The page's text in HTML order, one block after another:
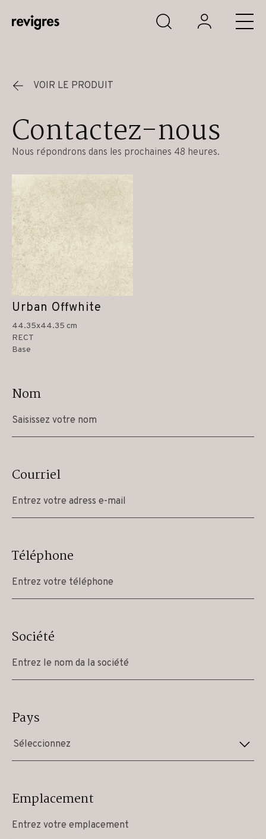
Aller au contenu principal
VOIR LE PRODUIT
Contactez-nous
Nous répondrons dans les prochaines 48 heures.
Urban Offwhite
44.35x44.35 cm
RECT
Base
Nom
Courriel
Téléphone
Société
Pays
Séleccionnez
Emplacement